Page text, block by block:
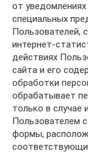
от уведомлениях
специальных
Пользователей,
интернет-
действиях
сайта и его
обработки
обрабатывает
только в случае
Пользователем
формы,